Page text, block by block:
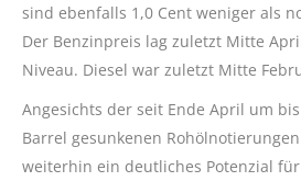
sind ebenfalls 1,0 Cent weniger als
Der Benzinpreis lag zuletzt Mitte
Niveau. Diesel war zuletzt Mitte
Angesichts der seit Ende April um
Barrel gesunkenen
weiterhin ein deutliches Potenzial